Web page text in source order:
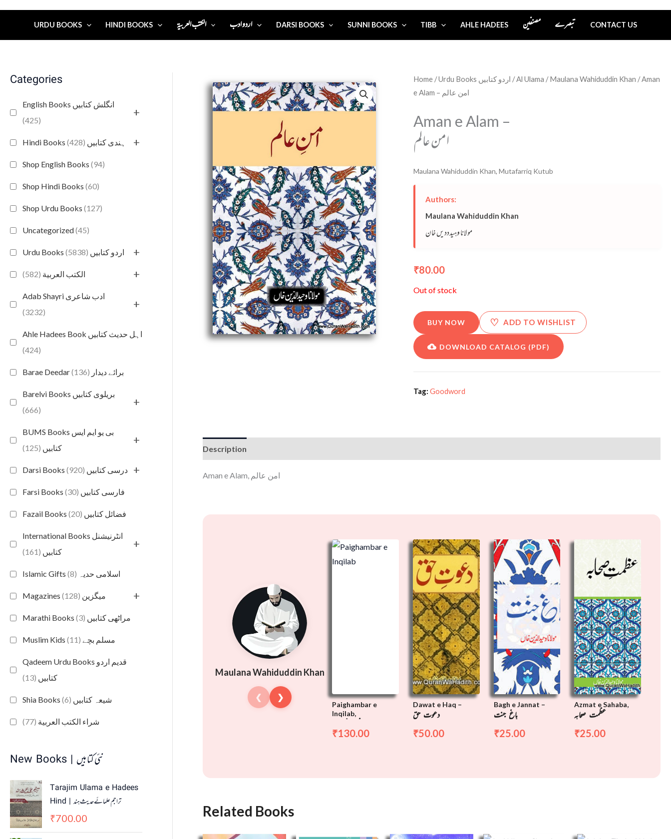
URDU BOOKS HINDI BOOKS الكتب العربية اردو ادب DARSI BOOKS SUNNI BOOKS TIBB AHLE HADEES مصنفین تبصرے CONTACT US
Categories
English Books انگلش کتابیں
(425)
+
Hindi Books ہندی کتابیں (428) +
Shop English Books (94)
Shop Hindi Books (60)
Shop Urdu Books (127)
Uncategorized(45)
Urdu Books اردو کتابیں (5838) +
الكتب العربية (582) +
Adab Shayri ادب شاعری
(3232)
+
Ahle Hadees Book اہل حدیث کتابیں
(424)
Barae Deedar برائے دیدار (136)
Barelvi Books بریلوی کتابیں
(666)
+
BUMS Books بی یو ایم ایس
کتابیں (125)
+
Darsi Books درسی کتابیں (920) +
Farsi Books فارسی کتابیں (30)
Fazail Books فضائل کتابیں (20)
International Books انٹرنیشنل
کتابیں (161)
+
Islamic Gifts اسلامی حدیہ (8)
Magazines میگزین (128) +
Marathi Books مراٹھی کتابیں (3)
Muslim Kids مسلم بچے (11)
Qadeem Urdu Books قدیم اردو
کتابیں (13)
Shia Books شیعہ کتابیں (6)
شراء الكتب العربية (77)
New Books | نئی کتابیں
Tarajim Ulama e Hadees
Hind | تراجم علمائے حديث ہند
₹700.00
Home/ Urdu Books اردو کتابیں /Al Ulama /Maulana Wahiduddin Khan / Aman
e Alam – امن عالم
Aman e Alam –
امن عالم
Maulana Wahiduddin Khan, Mutafarriq Kutub
Authors:
Maulana Wahiduddin Khan
مولانا وہیدددیں خان
₹80.00
Out of stock
BUY NOW ♡ ADD TO WISHLIST
DOWNLOAD CATALOG (PDF)
Tag: Goodword
Description
Aman e Alam, امن عالم
Maulana Wahiduddin Khan
❮ ❯
Paighambar e
Inqilab,
₹130.00
Dawat e Haq –
دعوت حق
₹50.00
Bagh e Jannat –
باغ جنت
₹25.00
Azmat e Sahaba,
عظمت صحابہ
₹25.00
Related Books